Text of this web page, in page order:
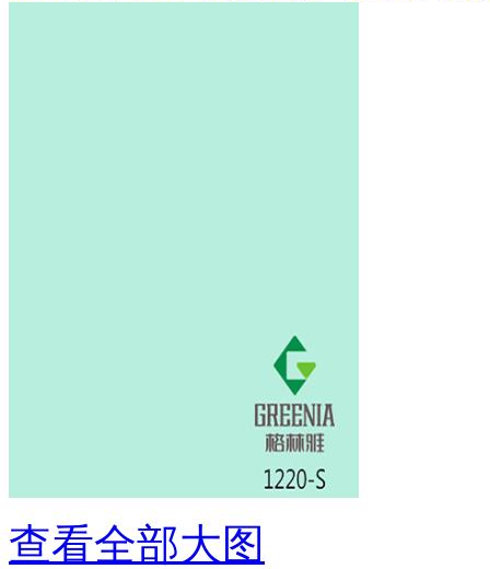
查看全部大图